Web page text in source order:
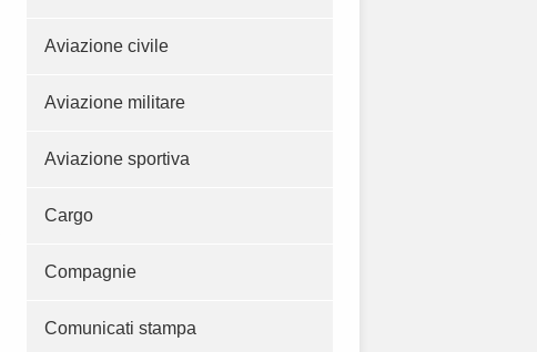
Aviazione civile
Aviazione militare
Aviazione sportiva
Cargo
Compagnie
Comunicati stampa